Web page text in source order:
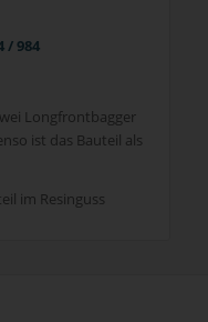
984
Longfrontbagger
ist das Bauteil als
im Resinguss